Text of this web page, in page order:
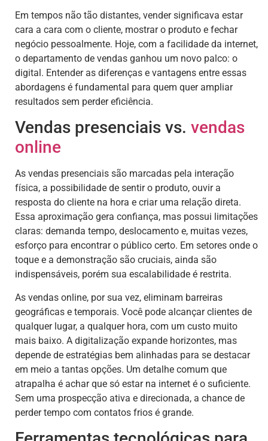
Em tempos não tão distantes, vender significava estar
cara a cara com o cliente, mostrar o produto e fechar
negócio pessoalmente. Hoje, com a facilidade da internet,
o departamento de vendas ganhou um novo palco: o
digital. Entender as diferenças e vantagens entre essas
abordagens é fundamental para quem quer ampliar
resultados sem perder eficiência.
Vendas presenciais vs. vendas
online
As vendas presenciais são marcadas pela interação
física, a possibilidade de sentir o produto, ouvir a
resposta do cliente na hora e criar uma relação direta.
Essa aproximação gera confiança, mas possui limitações
claras: demanda tempo, deslocamento e, muitas vezes,
esforço para encontrar o público certo. Em setores onde o
toque e a demonstração são cruciais, ainda são
indispensáveis, porém sua escalabilidade é restrita.
As vendas online, por sua vez, eliminam barreiras
geográficas e temporais. Você pode alcançar clientes de
qualquer lugar, a qualquer hora, com um custo muito
mais baixo. A digitalização expande horizontes, mas
depende de estratégias bem alinhadas para se destacar
em meio a tantas opções. Um detalhe comum que
atrapalha é achar que só estar na internet é o suficiente.
Sem uma prospecção ativa e direcionada, a chance de
perder tempo com contatos frios é grande.